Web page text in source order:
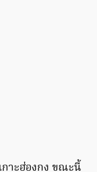
าะฮ่องกง ขณะนี้